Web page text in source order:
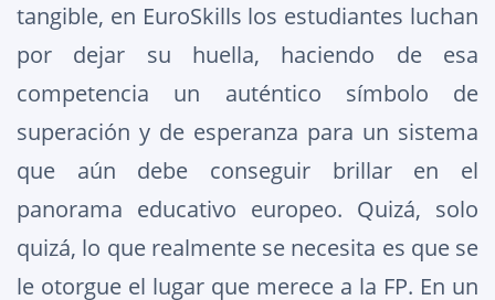
tangible, en EuroSkills los estudiantes luchan
por dejar su huella, haciendo de esa
competencia un auténtico símbolo de
superación y de esperanza para un sistema
que aún debe conseguir brillar en el
panorama educativo europeo. Quizá, solo
quizá, lo que realmente se necesita es que se
le otorgue el lugar que merece a la FP. En un